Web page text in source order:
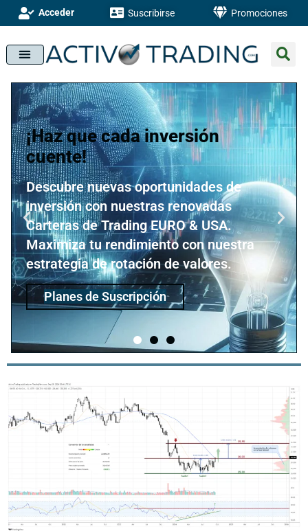
Acceder Suscribirse Promociones
¡Haz que cada inversión
cuente!
Descubre nuevas oportunidades de
inversión con nuestras renovadas
Carteras de Trading EURO & USA.
Maximiza tu rendimiento con nuestra
estrategia de rotación de valores.
Planes de Suscripción